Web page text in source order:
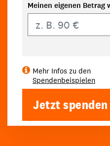
Meinen eigenen Betrag
Mehr Infos zu den
Spendenbeispielen
Jetzt spenden